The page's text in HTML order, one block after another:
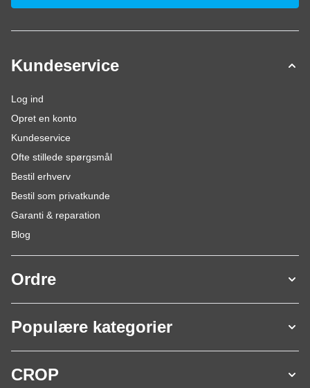
Kundeservice
Log ind
Opret en konto
Kundeservice
Ofte stillede spørgsmål
Bestil erhverv
Bestil som privatkunde
Garanti & reparation
Blog
Ordre
Populære kategorier
CROP